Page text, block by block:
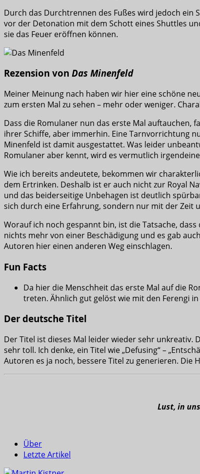
Durch das Durchtrennen des Fußes wird jedoch ein
vor der Detonation mit dem Schott eines Shuttles
sie das Feuer eröffnen können.
Rezension von Das Minenfeld
Meiner Meinung nach haben wir hier eine schöne
zum ersten Mal zu sehen – mehr oder weniger.
Dass die Romulaner nun das erste Mal
ihrer Schiffe, aber immerhin. Eine Tarnvorrichtung
Minenfeld ist damit ausgestattet. Was leider
Romulaner aber kennt, wird es vermutlich
Wie ich bereits andeutete, bekommen wir
dem Ertrinken. Deshalb ist er auch nicht zur Royal
und das beiderseitige Unbehagen ist deutlich
sich durch eine Erfahrung, sondern nur mit der Zeit
Worauf ich noch gespannt bin, ist die Tatsache,
nichts mehr von einer Beschädigung und es gab
Autoren hier einen anderen Weg einschlagen.
Fun Facts
Da hier die Menschheit das erste Mal auf die
treten. Ähnlich gut gelöst wie mit den Ferengi in
Der deutsche Titel
Der Titel ist dieses Mal leider wieder sehr unkreativ.
sehr toll. Ich denke, ein Titel wie „Defusing“ –
Autoren es ja noch, bessere Titel zu generieren. Die
Lust, in
Über
Letzte Artikel